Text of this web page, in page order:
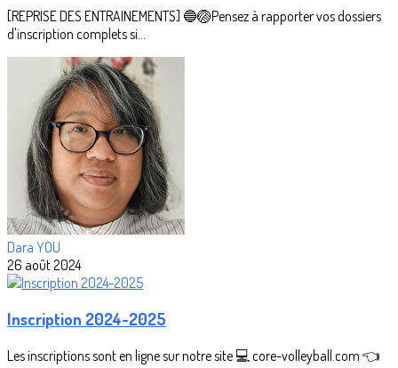
[REPRISE DES ENTRAINEMENTS] 🔵🏐Pensez à rapporter vos dossiers
d'inscription complets si...
Dara YOU
26 août 2024
Inscription 2024-2025
Les inscriptions sont en ligne sur notre site 💻 core-volleyball.com 👈